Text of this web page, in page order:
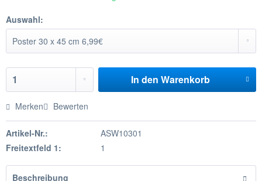
Auswahl:
In den Warenkorb
Merken Bewerten
Artikel-Nr.:
ASW10301
Freitextfeld 1:
1
Beschreibung